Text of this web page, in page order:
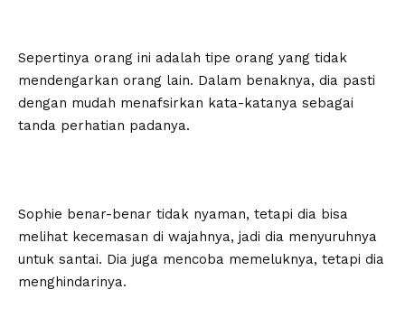
Sepertinya orang ini adalah tipe orang yang tidak
mendengarkan orang lain. Dalam benaknya, dia pasti
dengan mudah menafsirkan kata-katanya sebagai
tanda perhatian padanya.
Sophie benar-benar tidak nyaman, tetapi dia bisa
melihat kecemasan di wajahnya, jadi dia menyuruhnya
untuk santai. Dia juga mencoba memeluknya, tetapi dia
menghindarinya.